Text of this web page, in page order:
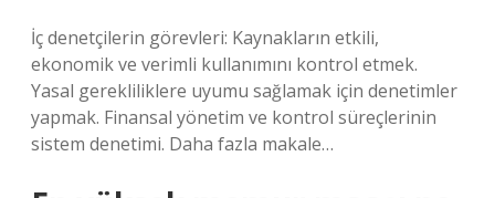
İç denetçilerin görevleri: Kaynakların etkili,
ekonomik ve verimli kullanımını kontrol etmek.
Yasal gerekliliklere uyumu sağlamak için denetimler
yapmak. Finansal yönetim ve kontrol süreçlerinin
sistem denetimi. Daha fazla makale…